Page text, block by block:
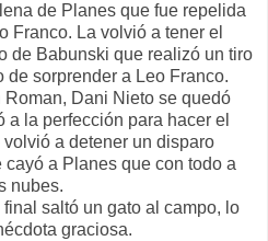
de Planes que fue repelida
Franco. La volvió a tener el
de Babunski que realizó un tiro
de sorprender a Leo Franco.
Dani Nieto se quedó
la perfección para hacer el
a detener un disparo
a Planes que con todo a
nubes.
saltó un gato al campo, lo
graciosa.